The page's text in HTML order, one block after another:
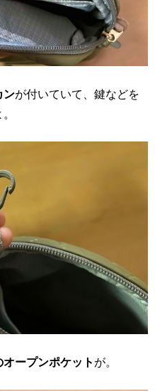
ンが付いていて、鍵などを
ープンポケットが。